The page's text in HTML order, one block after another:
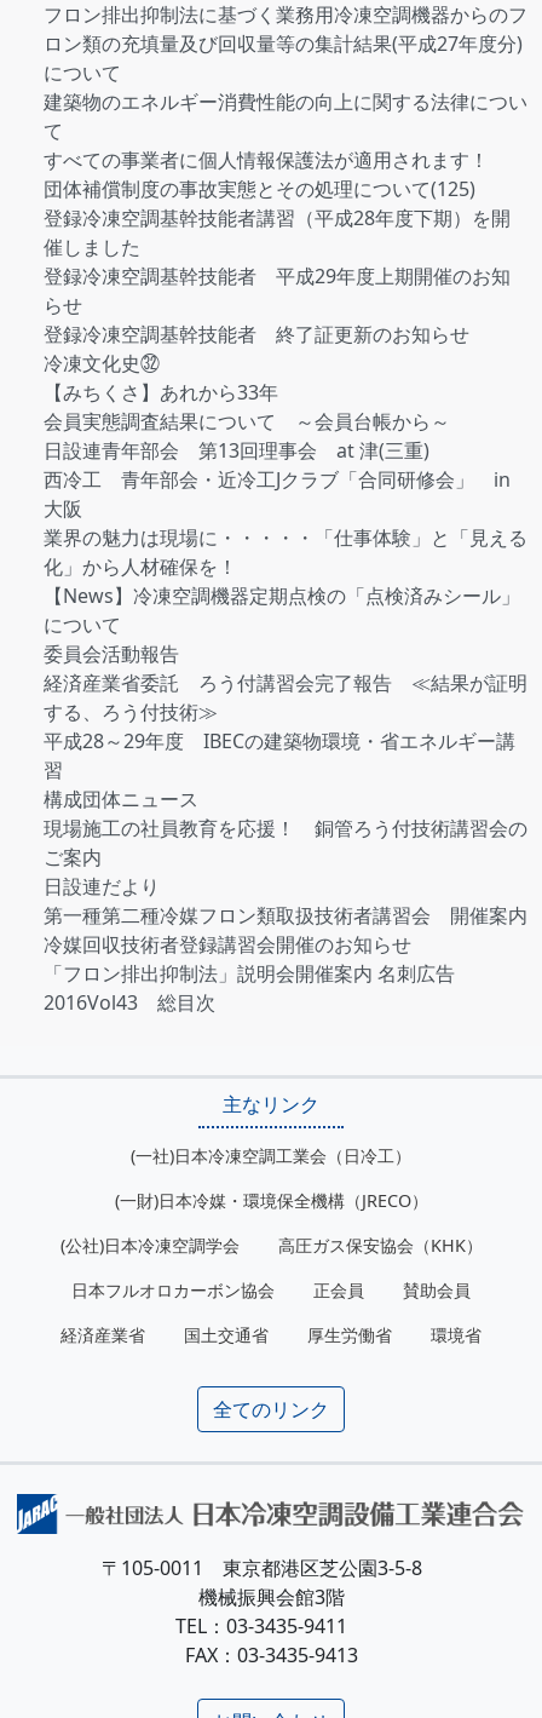
フロン排出抑制法に基づく業務用冷凍空調機器からのフ
ロン類の充填量及び回収量等の集計結果(平成27年度分)
について
建築物のエネルギー消費性能の向上に関する法律につい
て
すべての事業者に個人情報保護法が適用されます！
団体補償制度の事故実態とその処理について(125)
登録冷凍空調基幹技能者講習（平成28年度下期）を開
催しました
登録冷凍空調基幹技能者 平成29年度上期開催のお知
らせ
登録冷凍空調基幹技能者 終了証更新のお知らせ
冷凍文化史㉜
【みちくさ】あれから33年
会員実態調査結果について ～会員台帳から～
日設連青年部会 第13回理事会 at 津(三重)
西冷工 青年部会・近冷工Jクラブ「合同研修会」 in
大阪
業界の魅力は現場に・・・・・「仕事体験」と「見える
化」から人材確保を！
【News】冷凍空調機器定期点検の「点検済みシール」
について
委員会活動報告
経済産業省委託 ろう付講習会完了報告 ≪結果が証明
する、ろう付技術≫
平成28～29年度 IBECの建築物環境・省エネルギー講
習
構成団体ニュース
現場施工の社員教育を応援！ 銅管ろう付技術講習会の
ご案内
日設連だより
第一種第二種冷媒フロン類取扱技術者講習会 開催案内
冷媒回収技術者登録講習会開催のお知らせ
「フロン排出抑制法」説明会開催案内 名刺広告
2016Vol43 総目次
主なリンク
(一社)日本冷凍空調工業会（日冷工）
(一財)日本冷媒・環境保全機構（JRECO）
(公社)日本冷凍空調学会
高圧ガス保安協会（KHK）
日本フルオロカーボン協会
正会員
賛助会員
経済産業省
国土交通省 厚生労働省 環境省
全てのリンク
〒105-0011 東京都港区芝公園3-5-8
機械振興会館3階
TEL：03-3435-9411
FAX：03-3435-9413